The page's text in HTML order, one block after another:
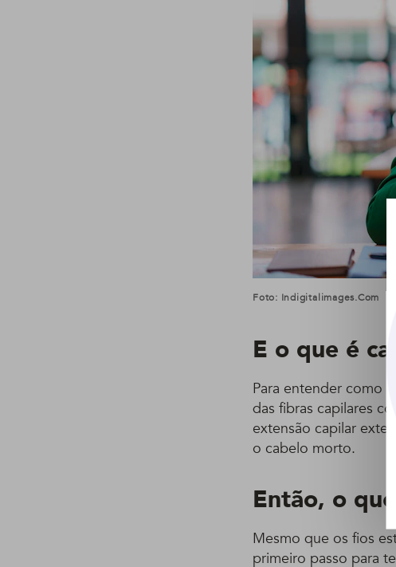
Foto: Indigitalimages.com
E o que é
Para entender como
das fibras capilares
extensão capilar
o cabelo morto.
Então, o que
Mesmo que os fios
primeiro passo para